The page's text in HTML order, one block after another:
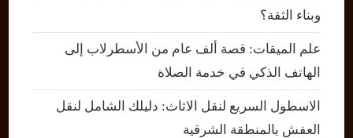
وبناء الثقة؟
علم الميقات: قصة ألف عام من الأسطرلاب إلى
الهاتف الذكي في خدمة الصلاة
الاسطول السريع لنقل الاثاث: دليلك الشامل لنقل
العفش بالمنطقة الشرقية